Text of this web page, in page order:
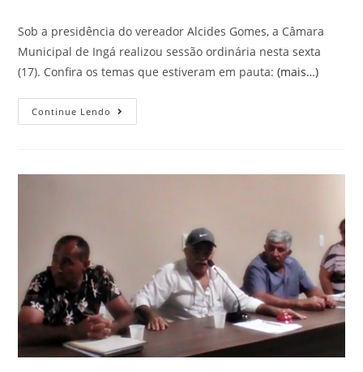
Sob a presidência do vereador Alcides Gomes, a Câmara
Municipal de Ingá realizou sessão ordinária nesta sexta
(17). Confira os temas que estiveram em pauta:(mais…)
Continue Lendo